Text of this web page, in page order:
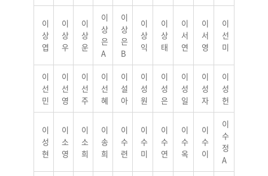
이
상
엽
이
상
우
이
상
운
이
상
은
A
이
상
은
B
이
상
익
이
상
태
이
서
연
이
서
영
이
선
미
이
선
민
이
선
영
이
선
주
이
선
혜
이
설
아
이
성
원
이
성
은
이
성
일
이
성
자
이
성
헌
이
성
현
이
소
영
이
소
희
이
송
희
이
수
련
이
수
미
이
수
연
이
수
옥
이
수
이
이
수
정
A